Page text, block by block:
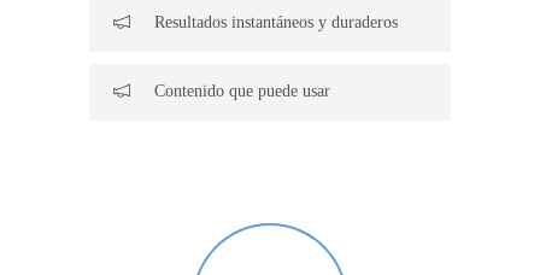
Resultados instantáneos y duraderos
Contenido que puede usar